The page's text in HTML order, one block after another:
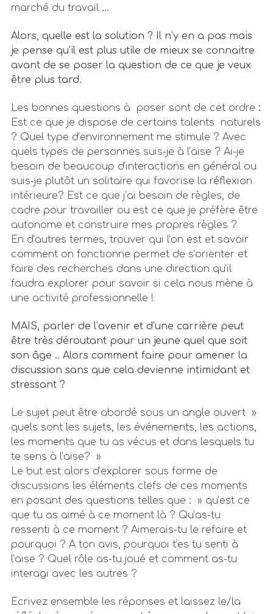
marché du travail …
Alors, quelle est la solution ? Il n’y en a pas mais
je pense qu’il est plus utile de mieux se connaitre
avant de se poser la question de ce que je veux
être plus tard.
Les bonnes questions à poser sont de cet ordre :
Est ce que je dispose de certains talents naturels
? Quel type d’environnement me stimule ? Avec
quels types de personnes suis-je à l’aise ? Ai-je
besoin de beaucoup d’interactions en général ou
suis-je plutôt un solitaire qui favorise la réflexion
intérieure? Est ce que j’ai besoin de règles, de
cadre pour travailler ou est ce que je préfère être
autonome et construire mes propres règles ?
En d’autres termes, trouver qui l’on est et savoir
comment on fonctionne permet de s’orienter et
faire des recherches dans une direction qu’il
faudra explorer pour savoir si cela nous mène à
une activité professionnelle !
MAIS, parler de l’avenir et d’une carrière peut
être très déroutant pour un jeune quel que soit
son âge .. Alors comment faire pour amener la
discussion sans que cela devienne intimidant et
stressant ?
Le sujet peut être abordé sous un angle ouvert »
quels sont les sujets, les événements, les actions,
les moments que tu as vécus et dans lesquels tu
te sens à l’aise? »
Le but est alors d’explorer sous forme de
discussions les éléments clefs de ces moments
en posant des questions telles que : » qu’est ce
que tu as aimé à ce moment là ? Qu’as-tu
ressenti à ce moment ? Aimerais-tu le refaire et
pourquoi ? A ton avis, pourquoi t’es tu senti à
l’aise ? Quel rôle as-tu joué et comment as-tu
interagi avec les autres ?
Ecrivez ensemble les réponses et laissez le/la